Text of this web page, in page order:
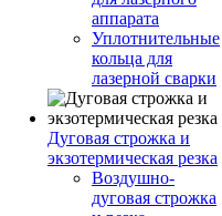
аппарата
Уплотнительные
кольца для
лазерной сварки
Дуговая строжка и
экзотермическая резка
Воздушно-
дуговая строжка